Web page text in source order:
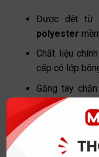
Được dệt từ
polyester
Chất liệu
cấp có lớp
Găng tay
lớp trong
tay người dùng;
Sử dụng ở
100 ℃;